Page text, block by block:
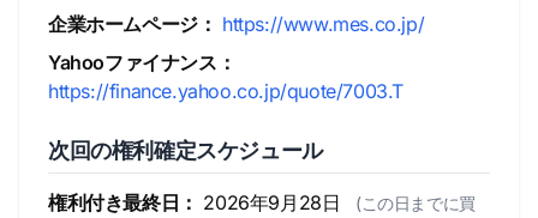
企業ホームページ： https://www.mes.co.jp/
Yahooファイナンス：
https://finance.yahoo.co.jp/quote/7003.T
次回の権利確定スケジュール
権利付き最終日： 2026年9月28日
(この日までに買